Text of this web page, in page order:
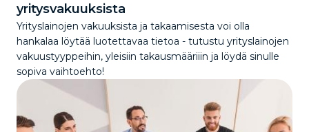
yritysvakuuksista
Yrityslainojen vakuuksista ja takaamisesta voi olla
hankalaa löytää luotettavaa tietoa - tutustu yrityslainojen
vakuustyyppeihin, yleisiin takausmääriiin ja löydä sinulle
sopiva vaihtoehto!